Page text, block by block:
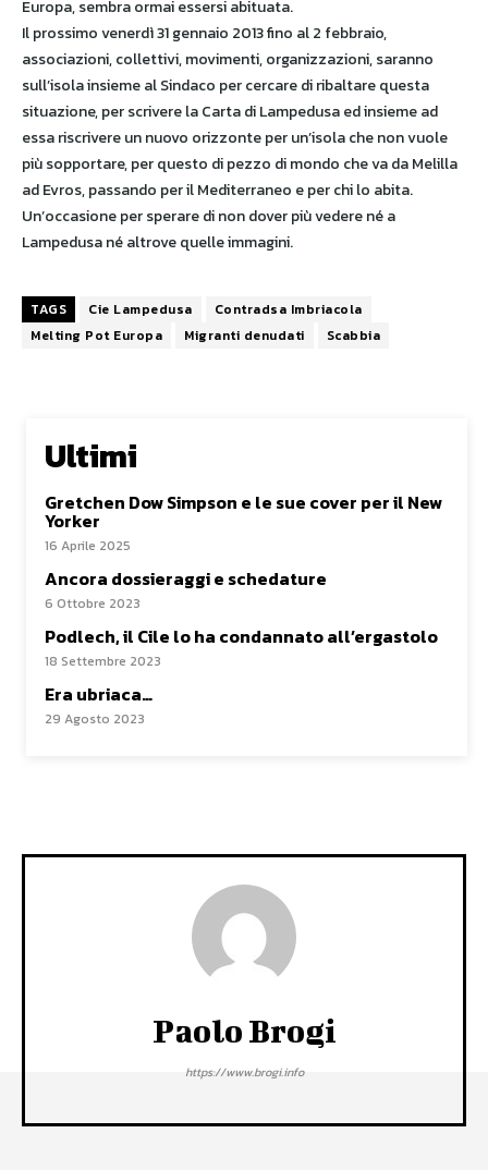
Europa, sembra ormai essersi abituata.
Il prossimo venerdì 31 gennaio 2013 fino al 2 febbraio,
associazioni, collettivi, movimenti, organizzazioni, saranno
sull’isola insieme al Sindaco per cercare di ribaltare questa
situazione, per scrivere la Carta di Lampedusa ed insieme ad
essa riscrivere un nuovo orizzonte per un’isola che non vuole
più sopportare, per questo di pezzo di mondo che va da Melilla
ad Evros, passando per il Mediterraneo e per chi lo abita.
Un’occasione per sperare di non dover più vedere né a
Lampedusa né altrove quelle immagini.
TAGS Cie Lampedusa
Contradsa Imbriacola
Melting Pot Europa
Migranti denudati Scabbia
Ultimi
Gretchen Dow Simpson e le sue cover per il New
Yorker
16 Aprile 2025
Ancora dossieraggi e schedature
6 Ottobre 2023
Podlech, il Cile lo ha condannato all’ergastolo
18 Settembre 2023
Era ubriaca…
29 Agosto 2023
Paolo Brogi
https://www.brogi.info